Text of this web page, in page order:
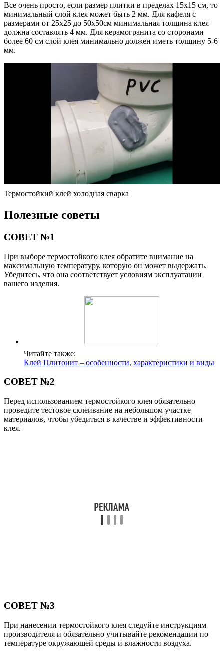
Все очень просто, если размер плитки в пределах 15х15 см, то
минимальный слой клея может быть 2 мм. Для кафеля с
размерами от 25х25 до 50х50см минимальная толщина клея
должна составлять 4 мм. Для керамогранита со сторонами
более 60 см слой клея минимально должен иметь толщину 5-6
мм.
Термостойкий клей холодная сварка
Полезные советы
СОВЕТ №1
При выборе термостойкого клея обратите внимание на
максимальную температуру, которую он может выдержать.
Убедитесь, что она соответствует условиям эксплуатации
вашего изделия.
Читайте также:
Клей Плитонит – особенности, характеристики и виды
СОВЕТ №2
Перед использованием термостойкого клея обязательно
проведите тестовое склеивание на небольшом участке
материалов, чтобы убедиться в качестве и эффективности
клея.
СОВЕТ №3
При нанесении термостойкого клея следуйте инструкциям
производителя и обязательно учитывайте рекомендации по
температуре окружающей среды и влажности воздуха.